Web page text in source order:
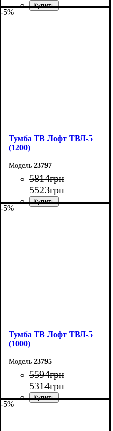
-5%
Тумба ТВ Лофт ТВЛ-5
(1200)
23797
5814грн
5523грн
-5%
Тумба ТВ Лофт ТВЛ-5
(1000)
23795
5594грн
5314грн
-5%